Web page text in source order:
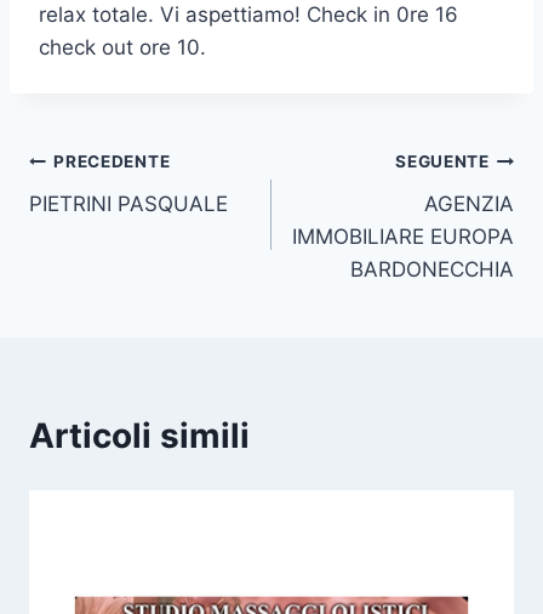
relax totale. Vi aspettiamo! Check in 0re 16
check out ore 10.
Navigazione
articoli
PRECEDENTE
PIETRINI PASQUALE
SEGUENTE
AGENZIA
IMMOBILIARE EUROPA
BARDONECCHIA
Articoli simili